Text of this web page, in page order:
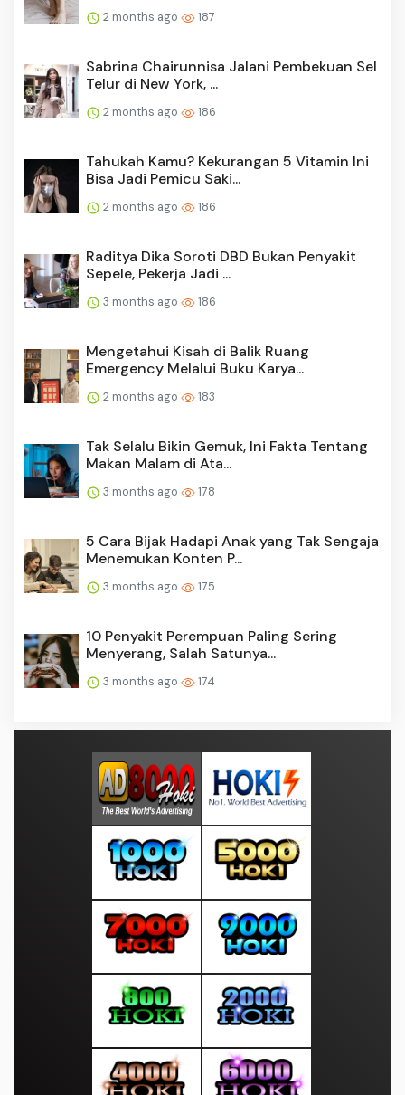
2 months ago 187
Sabrina Chairunnisa Jalani Pembekuan Sel
Telur di New York, ...
2 months ago 186
Tahukah Kamu? Kekurangan 5 Vitamin Ini
Bisa Jadi Pemicu Saki...
2 months ago 186
Raditya Dika Soroti DBD Bukan Penyakit
Sepele, Pekerja Jadi ...
3 months ago 186
Mengetahui Kisah di Balik Ruang
Emergency Melalui Buku Karya...
2 months ago 183
Tak Selalu Bikin Gemuk, Ini Fakta Tentang
Makan Malam di Ata...
3 months ago 178
5 Cara Bijak Hadapi Anak yang Tak Sengaja
Menemukan Konten P...
3 months ago 175
10 Penyakit Perempuan Paling Sering
Menyerang, Salah Satunya...
3 months ago 174